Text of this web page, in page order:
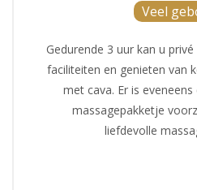
Veel
Gedurende 3 uur kan u
faciliteiten en genieten van
met cava. Er is
massagepakketje
liefdevolle